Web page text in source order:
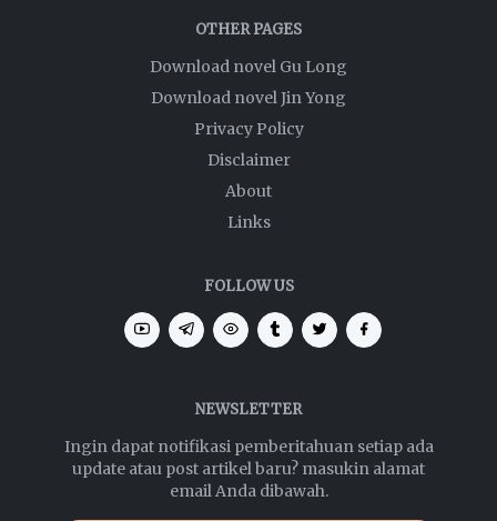
OTHER PAGES
Download novel Gu Long
Download novel Jin Yong
Privacy Policy
Disclaimer
About
Links
FOLLOW US
NEWSLETTER
Ingin dapat notifikasi pemberitahuan setiap ada
update atau post artikel baru? masukin alamat
email Anda dibawah.